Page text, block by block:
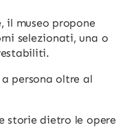
il museo propone
selezionati, una o
persona oltre al
storie dietro le opere